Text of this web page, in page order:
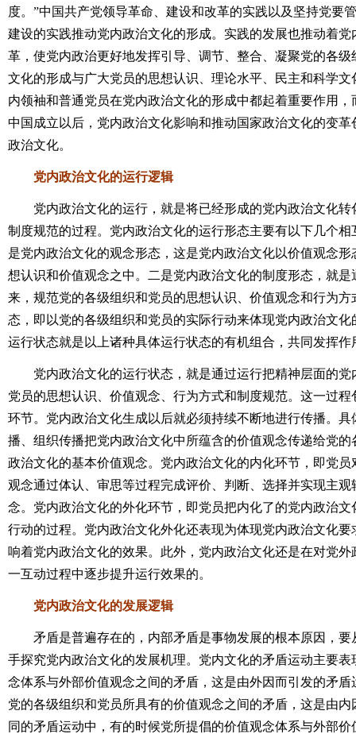
度。”中国共产党领导革命、建设和改革的实践以及坚持党要
建设的实践推动党内政治文化的形成。实践的发展也推动着
革，使党内政治更好地发挥引导、调节、整合、凝聚党的各
文化的形成与广大党员的思想认识、理论水平、民主和科学
内领袖和普通党员在党内政治文化的形成中都起着重要作用
中国成立以后，党内政治文化影响和推动国家政治文化的变
政治文化。
党内政治文化的运行逻辑
党内政治文化的运行，就是将已经形成的党内政治文化转
制度规范的过程。党内政治文化的运行形态主要有以下几个
是党内政治文化的观念形态，这是党内政治文化以价值观念
想认识和价值观念之中。二是党内政治文化的制度形态，就
来，规范党的各级组织和党员的思想认识、价值观念和行为
态，即以党的各级组织和党员的实际行动来体现党内政治文
运行状态就是以上诸种具体运行状态的有机组合，共同发挥
党内政治文化的运行状态，就是通过运行把精神层面的党
党员的思想认识、价值观念、行为方式和制度规范。这一过
环节。党内政治文化生成以后就必须持续不断地进行传播。
播、组织传播把党内政治文化中所蕴含的价值观念传递给党
政治文化的基本价值观念。党内政治文化的内化环节，即党
观念通过体认、审思等过程完成评价、判断、选择并实现主
念。党内政治文化的外化环节，即党员把内化了的党内政治
行动的过程。党内政治文化外化还表现为体现党内政治文化
响着党内政治文化的效果。此外，党内政治文化还是在对党
一互动过程中逐步提升运行效果的。
党内政治文化的发展逻辑
矛盾是普遍存在的，内部矛盾是事物发展的根本原因，要
手探究党内政治文化的发展机理。党内文化的矛盾运动主要
念体系与外部价值观念之间的矛盾，这是由外因而引发的矛
党的各级组织和党员所具有的价值观念之间的矛盾，这是由
同的矛盾运动中，有的时候党所提倡的价值观念体系与外部